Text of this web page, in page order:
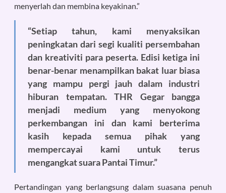
menyerlah dan membina keyakinan.”
“Setiap tahun, kami menyaksikan
peningkatan dari segi kualiti persembahan
dan kreativiti para peserta. Edisi ketiga ini
benar-benar menampilkan bakat luar biasa
yang mampu pergi jauh dalam industri
hiburan tempatan. THR Gegar bangga
menjadi medium yang menyokong
perkembangan ini dan kami berterima
kasih kepada semua pihak yang
mempercayai kami untuk terus
mengangkat suara Pantai Timur.”
Pertandingan yang berlangsung dalam suasana penuh